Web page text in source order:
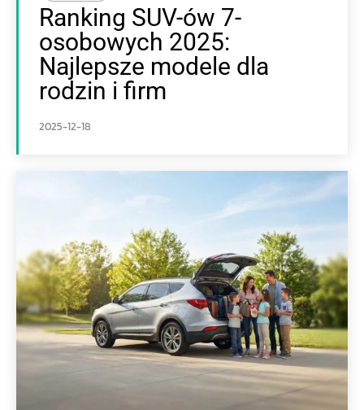
Ranking SUV-ów 7-
osobowych 2025:
Najlepsze modele dla
rodzin i firm
2025-12-18